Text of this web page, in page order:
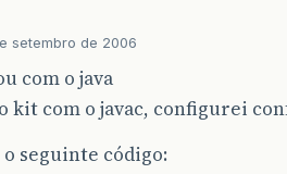
setembro de 2006
com o java
kit com o javac, configurei
seguinte código: